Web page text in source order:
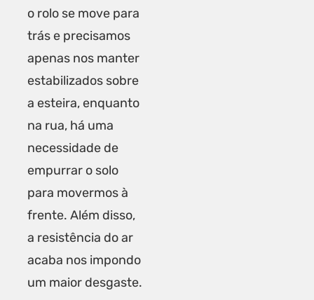
o rolo se move para
trás e precisamos
apenas nos manter
estabilizados sobre
a esteira, enquanto
na rua, há uma
necessidade de
empurrar o solo
para movermos à
frente. Além disso,
a resistência do ar
acaba nos impondo
um maior desgaste.